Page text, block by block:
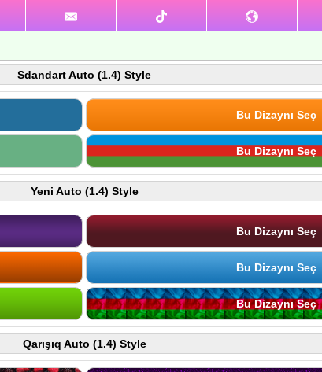
Sdandart Auto (1.4) Style
Bu Dizaynı Seç
Bu Dizaynı Seç
Yeni Auto (1.4) Style
Bu Dizaynı Seç
Bu Dizaynı Seç
Bu Dizaynı Seç
Qarışıq Auto (1.4) Style